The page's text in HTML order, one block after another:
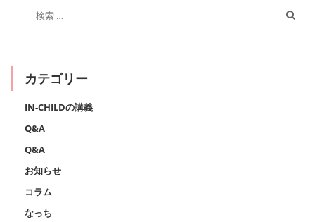
カテゴリー
IN-CHILDの講義
Q&A
Q&A
お知らせ
コラム
なっち